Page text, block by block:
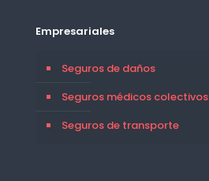
Empresariales
Seguros de daños
Seguros médicos colectivos
Seguros de transporte